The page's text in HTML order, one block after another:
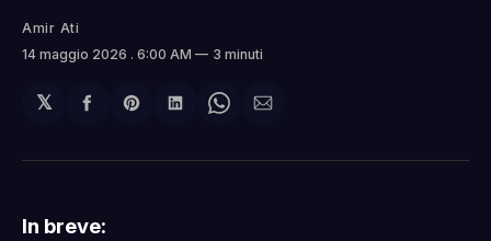
Amir Ati
14 maggio 2026 . 6:00 AM 3 minuti
𝕏
Condividi
Facebook
Share
Pinterest
Condividi
LinkedIn
Share
WhatsApp
Condividi
email
In breve: